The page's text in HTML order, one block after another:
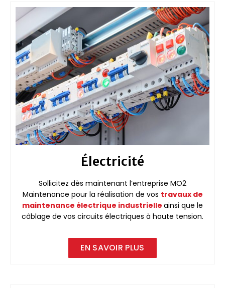
Électricité
Sollicitez dès maintenant l’entreprise MO2
Maintenance pour la réalisation de vos travaux de
maintenance électrique industrielle ainsi que le
câblage de vos circuits électriques à haute tension.
EN SAVOIR PLUS